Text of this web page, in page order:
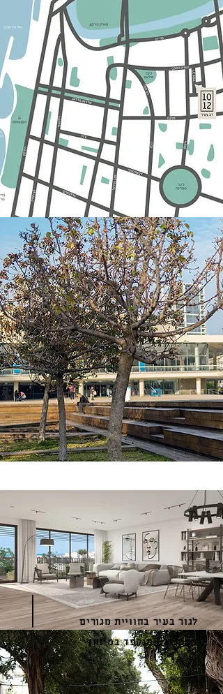
לגור בעיר בחוויית מגורים
בסטנדרט מוקפד במיוחד